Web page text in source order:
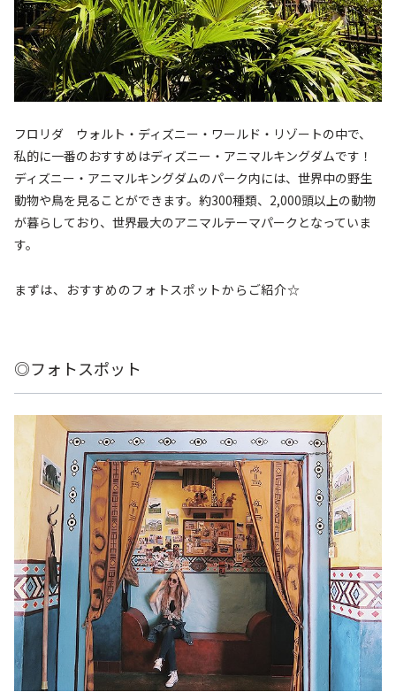
フロリダ ウォルト・ディズニー・ワールド・リゾートの中で、
私的に一番のおすすめはディズニー・アニマルキングダムです！
ディズニー・アニマルキングダムのパーク内には、世界中の野生
動物や鳥を見ることができます。約300種類、2,000頭以上の動物
が暮らしており、世界最大のアニマルテーマパークとなっていま
す。
まずは、おすすめのフォトスポットからご紹介☆
◎フォトスポット